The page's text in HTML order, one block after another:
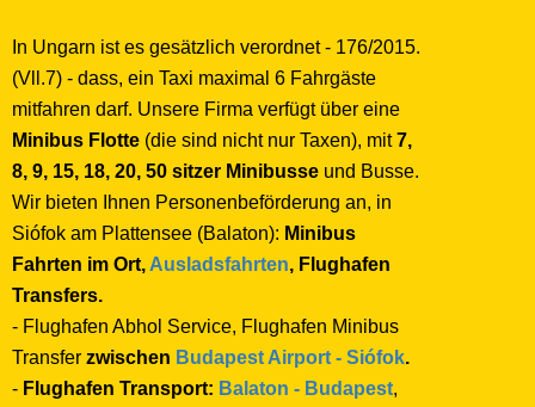
In Ungarn ist es gesätzlich verordnet - 176/2015.
(Vll.7) - dass, ein Taxi maximal 6 Fahrgäste
mitfahren darf. Unsere Firma verfügt über eine
Minibus Flotte (die sind nicht nur Taxen), mit7,
8, 9, 15, 18, 20, 50 sitzer Minibusse und Busse.
Wir bieten Ihnen Personenbeförderung an, in
Siófok am Plattensee (Balaton): Minibus
Fahrten im Ort, Ausladsfahrten, Flughafen
Transfers.
- Flughafen Abhol Service, Flughafen Minibus
Transfer zwischen Budapest Airport - Siófok.
- Flughafen Transport: Balaton - Budapest,